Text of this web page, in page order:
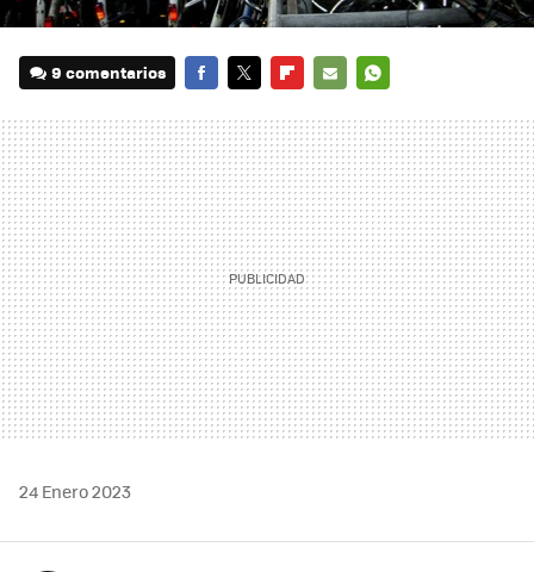
9 comentarios
MAIL
24 Enero 2023